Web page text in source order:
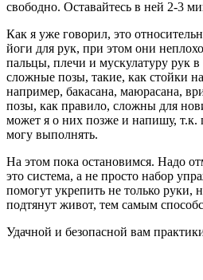
свободно. Оставайтесь в ней 2-3
Как я уже говорил, это
йоги для рук, при этом они
пальцы, плечи и мускулатуру рук
сложные позы, такие, как стойки
например, бакасана, маюрасана,
позы, как правило, сложны для
может я о них позже и напишу, т.к.
могу выполнять.
На этом пока остановимся. Надо
это система, а не просто набор
помогут укрепить не только руки,
подтянут живот, тем самым
Удачной и безопасной вам